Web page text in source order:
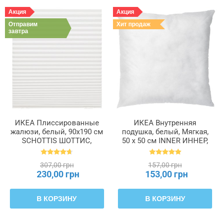
Акция
Отправим
завтра
ИКЕА Плиссированные
жалюзи, белый, 90x190 см
SCHOTTIS ШОТТИС,
202.422.82
307,00 грн
230,00 грн
В КОРЗИНУ
Акция
Хит продаж
ИКЕА Внутренняя
подушка, белый, Мягкая,
50 х 50 см INNER ИННЕР,
602.621.93
157,00 грн
153,00 грн
В КОРЗИНУ